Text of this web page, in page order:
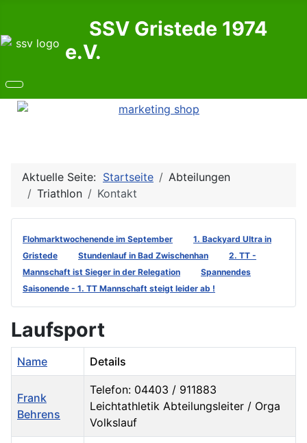
SSV Gristede 1974
e.V.
Aktuelle Seite: Startseite
Abteilungen
Triathlon
Kontakt
Flohmarktwochenende im September
1. Backyard Ultra in
Gristede
Stundenlauf in Bad Zwischenhan
2. TT -
Mannschaft ist Sieger in der Relegation
Spannendes
Saisonende - 1. TT Mannschaft steigt leider ab !
Laufsport
Name Details
Frank
Behrens
Telefon: 04403 / 911883
Leichtathletik Abteilungsleiter / Orga
Volkslauf